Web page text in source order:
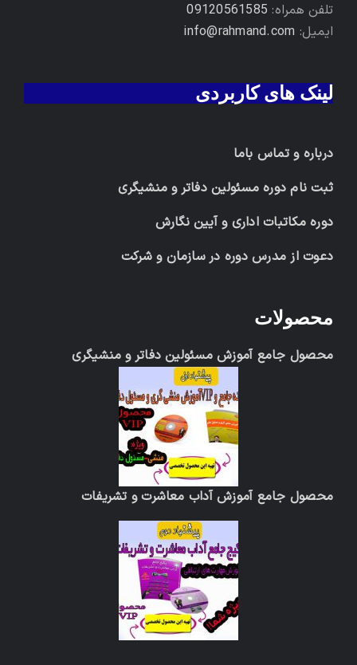
تلفن همراه: 09120561585
ایمیل: info@rahmand.com
لینک های کاربردی
درباره و تماس باما
ثبت نام دوره مسئولین دفاتر و منشیگری
دوره مکاتبات اداری و آیین نگارش
دعوت از مدرس دوره در سازمان و شرکت
محصولات
محصول جامع آموزش مسئولین دفاتر و منشیگری
محصول جامع آموزش آداب معاشرت و تشریفات